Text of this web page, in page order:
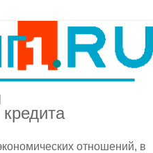
отношений, в